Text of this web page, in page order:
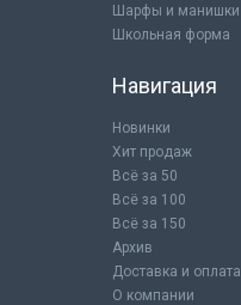
Шарфы и манишки
Школьная форма
Навигация
Новинки
Хит продаж
Всё за 50
Всё за 100
Всё за 150
Архив
Доставка и оплата
О компании